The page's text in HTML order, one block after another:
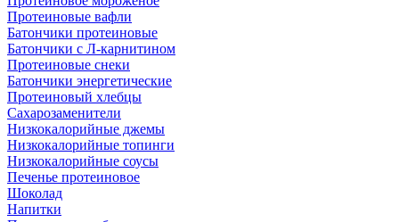
Протеиновые вафли
Батончики протеиновые
Батончики с Л-карнитином
Протеиновые снеки
Батончики энергетические
Протеиновый хлебцы
Сахарозаменители
Низкокалорийные джемы
Низкокалорийные топинги
Низкокалорийные соусы
Печенье протеиновое
Шоколад
Напитки